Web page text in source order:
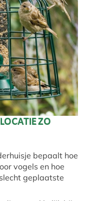
ZO
bepaalt hoe
vogels en hoe
geplaatste